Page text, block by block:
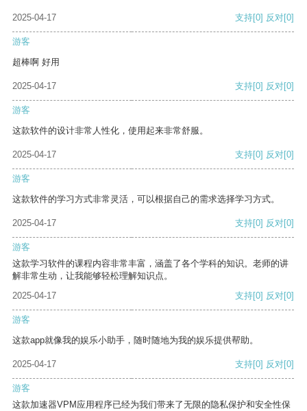
2025-04-17 支持[0] 反对[0]
游客
超棒啊 好用
2025-04-17 支持[0] 反对[0]
游客
这款软件的设计非常人性化，使用起来非常舒服。
2025-04-17 支持[0] 反对[0]
游客
这款软件的学习方式非常灵活，可以根据自己的需求选择学习方式。
2025-04-17 支持[0] 反对[0]
游客
这款学习软件的课程内容非常丰富，涵盖了各个学科的知识。老师的讲
解非常生动，让我能够轻松理解知识点。
2025-04-17
支持[0] 反对[0]
游客
这款app就像我的娱乐小助手，随时随地为我的娱乐提供帮助。
2025-04-17 支持[0] 反对[0]
游客
这款加速器VPM应用程序已经为我们带来了无限的隐私保护和安全性保